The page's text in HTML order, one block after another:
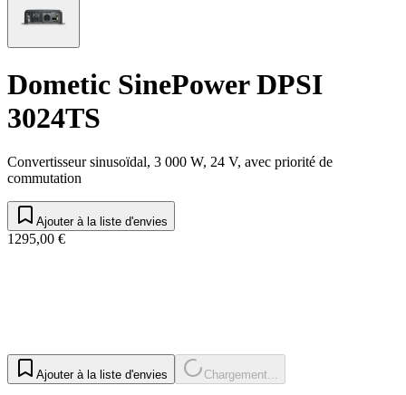
Dometic SinePower DPSI
3024TS
Convertisseur sinusoïdal, 3 000 W, 24 V, avec priorité de
commutation
Ajouter à la liste d'envies
1295,00 €
Ajouter à la liste d'envies Chargement...